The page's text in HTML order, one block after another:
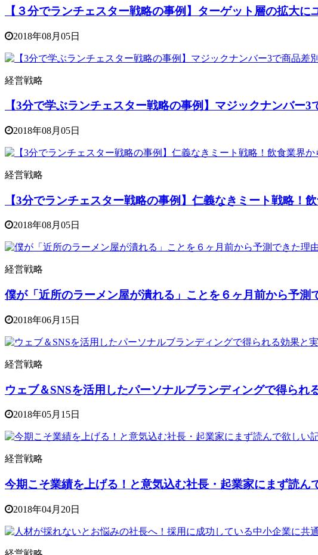
【３分でランチェスター戦略の事例】ターゲット層の拡大
2018年08月05日
経営戦略
【3分で学ぶランチェスター戦略の事例】マジックナンバー3
2018年08月05日
経営戦略
【3分でランチェスター戦略の事例】仁義なきミート戦略！
2018年08月05日
経営戦略
僕が「近所のラーメン屋が潰れる」ことを６ヶ月前から予測
2018年06月15日
経営戦略
ウェブ＆SNSを活用したパーソナルブランディングで得られ
2018年05月15日
経営戦略
今期こそ業績を上げる！と意気込む社長・起業家にまず読ん
2018年04月20日